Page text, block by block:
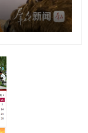
实、担当、创
事业高质量发展
的比赛中获奖，
、会说、善思、
工作的基石。我
保障教学的‘螺丝
全部的力量”。
加强学校干部